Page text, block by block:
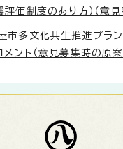
評価制度のあり方）（意
市多文化共生推進プラン
メント（意見募集時の原案